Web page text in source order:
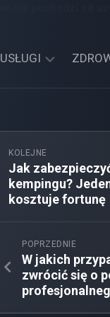
USŁUGI
KOLEJNE
Jak
kempingu?
kosztuje fortunę
POPRZEDNIE
W jakich
zwrócić się o